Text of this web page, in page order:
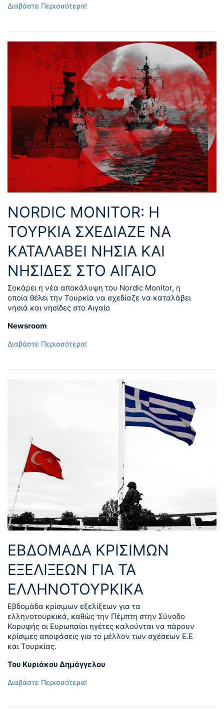
Διαβάστε Περισσότερα!
NORDIC MONITOR: Η
ΤΟΥΡΚΙΑ ΣΧΕΔΙΑΖΕ ΝΑ
ΚΑΤΑΛΑΒΕΙ ΝΗΣΙΑ ΚΑΙ
ΝΗΣΙΔΕΣ ΣΤΟ ΑΙΓΑΙΟ
Σοκάρει η νέα αποκάλυψη του Nordic Monitor, η
οποία θέλει την Τουρκία να σχεδίαζε να καταλάβει
νησιά και νησίδες στο Αιγαίο
Newsroom
Διαβάστε Περισσότερα!
ΕΒΔΟΜΑΔΑ ΚΡΙΣΙΜΩΝ
ΕΞΕΛΙΞΕΩΝ ΓΙΑ ΤΑ
ΕΛΛΗΝΟΤΟΥΡΚΙΚΑ
Εβδομάδα κρίσιμων εξελίξεων για τα
ελληνοτουρκικά, καθώς την Πέμπτη στην Σύνοδο
Κορυφής οι Ευρωπαίοι ηγέτες καλούνται να πάρουν
κρίσιμες αποφάσεις για το μέλλον των σχέσεων Ε.Ε
και Τουρκίας.
Του Κυριάκου Δημάγγελου
Διαβάστε Περισσότερα!